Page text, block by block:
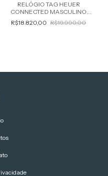
RELÓGIO TAG HEUER
CONNECTED MASCULINO
SBG8A10.BA0646
R$18.820,00 R$19.990,00